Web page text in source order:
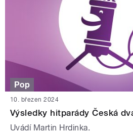
Pop
10. březen 2024
Výsledky hitparády Česká
Uvádí Martin Hrdinka.